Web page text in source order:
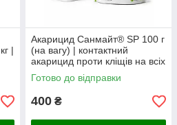
|
Акарицид Санмайт® SP 100 г
(на вагу) | контактний
акарицид проти кліщів на всіх
стадіях розвитку, Sumi Agro
Японія
Готово до відправки
400 ₴